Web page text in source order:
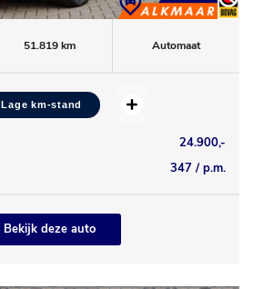
51.819 km Automaat
Lage km-stand
24.900,-
347 / p.m.
Bekijk deze auto